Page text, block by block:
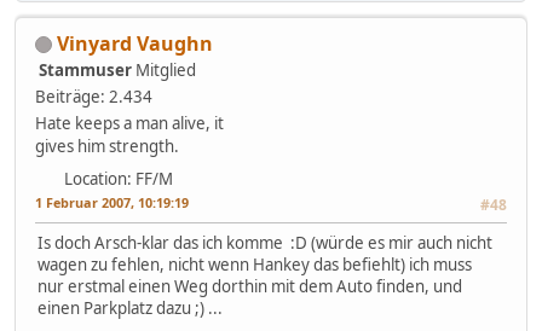
Vinyard Vaughn
Stammuser Mitglied
Beiträge: 2.434
Hate keeps a man alive, it
gives him strength.
Location: FF/M
1 Februar 2007, 10:19:19 #48
Is doch Arsch-klar das ich komme :D (würde es mir auch nicht
wagen zu fehlen, nicht wenn Hankey das befiehlt) ich muss
nur erstmal einen Weg dorthin mit dem Auto finden, und
einen Parkplatz dazu ;) ...